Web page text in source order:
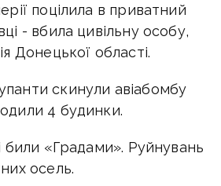
поцілила в приватний
- вбила цивільну особу,
Донецької області.
скинули авіабомбу
4 будинки.
били «Градами». Руйнувань
осель.